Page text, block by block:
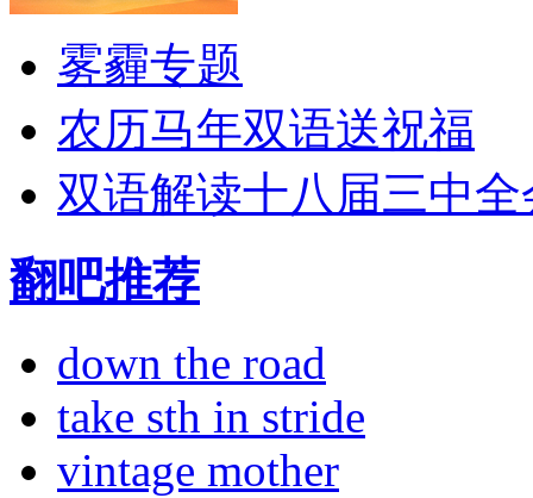
雾霾专题
农历马年双语送祝福
双语解读十八届三中全
翻吧推荐
down the road
take sth in stride
vintage mother